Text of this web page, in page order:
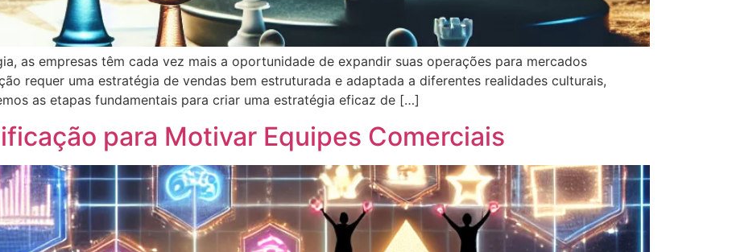
as empresas têm cada vez mais a oportunidade de expandir suas operações para mercados
requer uma estratégia de vendas bem estruturada e adaptada a diferentes realidades culturais,
as etapas fundamentais para criar uma estratégia eficaz de […]
para Motivar Equipes Comerciais